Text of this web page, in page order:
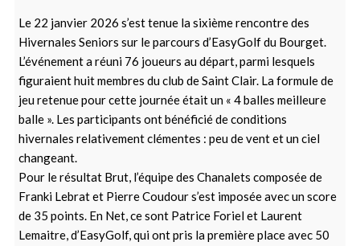
Le 22 janvier 2026 s’est tenue la sixième rencontre des
Hivernales Seniors sur le parcours d’EasyGolf du Bourget.
L’événement a réuni 76 joueurs au départ, parmi lesquels
figuraient huit membres du club de Saint Clair. La formule de
jeu retenue pour cette journée était un « 4 balles meilleure
balle ». Les participants ont bénéficié de conditions
hivernales relativement clémentes : peu de vent et un ciel
changeant.
Pour le résultat Brut, l’équipe des Chanalets composée de
Franki Lebrat et Pierre Coudour s’est imposée avec un score
de 35 points. En Net, ce sont Patrice Foriel et Laurent
Lemaitre, d’EasyGolf, qui ont pris la première place avec 50